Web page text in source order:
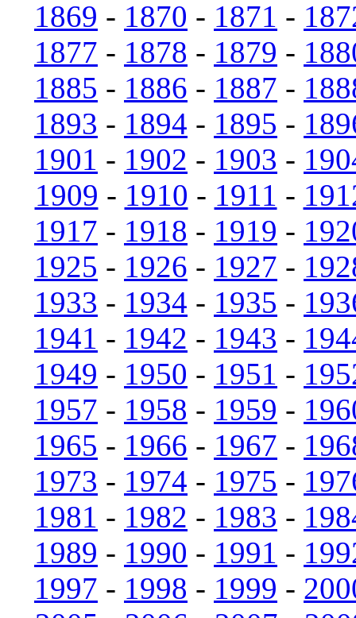
1869 - 1870 - 1871 -
1877 - 1878 - 1879 -
1885 - 1886 - 1887 -
1893 - 1894 - 1895 -
1901 - 1902 - 1903 -
1909 - 1910 - 1911 -
1917 - 1918 - 1919 -
1925 - 1926 - 1927 -
1933 - 1934 - 1935 -
1941 - 1942 - 1943 -
1949 - 1950 - 1951 -
1957 - 1958 - 1959 -
1965 - 1966 - 1967 -
1973 - 1974 - 1975 -
1981 - 1982 - 1983 -
1989 - 1990 - 1991 -
1997 - 1998 - 1999 -